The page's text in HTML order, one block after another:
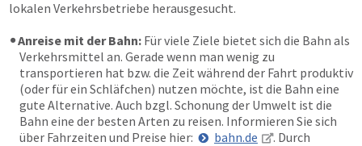
lokalen Verkehrsbetriebe herausgesucht.
Anreise mit der Bahn: Für viele Ziele bietet sich die Bahn als
Verkehrsmittel an. Gerade wenn man wenig zu
transportieren hat bzw. die Zeit während der Fahrt produktiv
(oder für ein Schläfchen) nutzen möchte, ist die Bahn eine
gute Alternative. Auch bzgl. Schonung der Umwelt ist die
Bahn eine der besten Arten zu reisen. Informieren Sie sich
über Fahrzeiten und Preise hier:
bahn.de
. Durch